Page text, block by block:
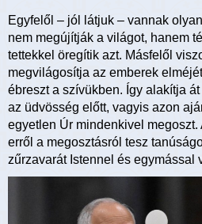
Egyfelől – jól látjuk – vannak
nem megújítják a világot, hanem
tettekkel öregítik azt. Másfelől
megvilágosítja az emberek
ébreszt a szívükben. Így alakítja
az üdvösség előtt, vagyis azon
egyetlen Úr mindenkivel
erről a megosztásról tesz
zűrzavarát Istennel és egymással